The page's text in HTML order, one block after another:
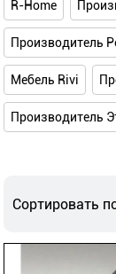
R-Home
Производитель
Мебель Rivi
Производитель
Сортировать